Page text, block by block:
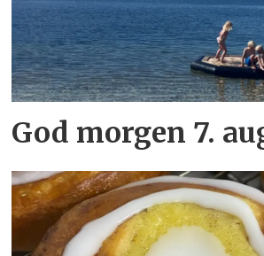
God morgen 7.